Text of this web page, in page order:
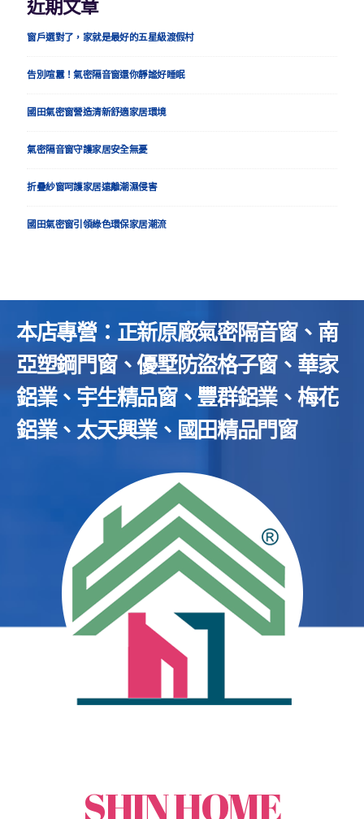
近期文章
窗戶選對了，家就是最好的五星級渡假村
告別喧囂！氣密隔音窗還你靜謐好睡眠
國田氣密窗營造清新舒適家居環境
氣密隔音窗守護家居安全無憂
折疊紗窗呵護家居遠離潮濕侵害
國田氣密窗引領綠色環保家居潮流
本店專營：正新原廠氣密隔音窗、南
亞塑鋼門窗、優墅防盜格子窗、華家
鋁業、宇生精品窗、豐群鋁業、梅花
鋁業、太天興業、國田精品門窗
SHIN HOME